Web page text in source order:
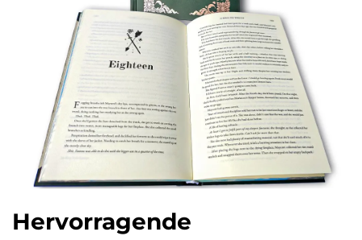
Hervorragende